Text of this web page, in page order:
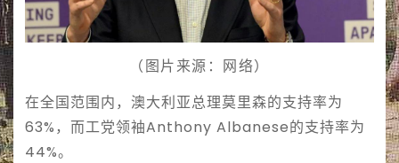
（图片来源：网络）
在全国范围内，澳大利亚总理莫里森的支持率为
63%，而工党领袖Anthony Albanese的支持率为
44%。